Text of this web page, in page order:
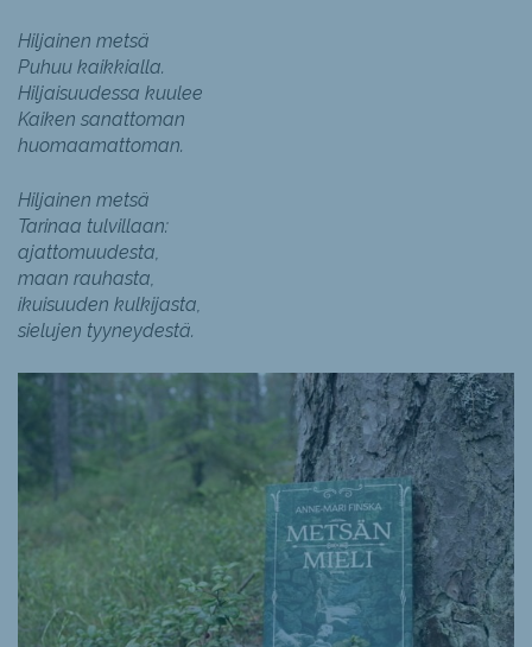
Hiljainen metsä
Puhuu kaikkialla.
Hiljaisuudessa kuulee
Kaiken sanattoman
huomaamattoman.
Hiljainen metsä
Tarinaa tulvillaan:
ajattomuudesta,
maan rauhasta,
ikuisuuden kulkijasta,
sielujen tyyneydestä.